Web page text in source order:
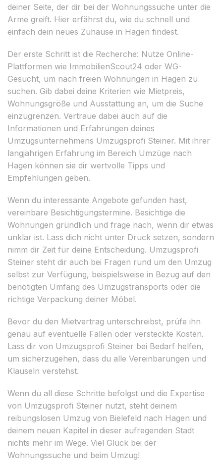
deiner Seite, der dir bei der Wohnungssuche unter die
Arme greift. Hier erfährst du, wie du schnell und
einfach dein neues Zuhause in Hagen findest.
Der erste Schritt ist die Recherche: Nutze Online-
Plattformen wie ImmobilienScout24 oder WG-
Gesucht, um nach freien Wohnungen in Hagen zu
suchen. Gib dabei deine Kriterien wie Mietpreis,
Wohnungsgröße und Ausstattung an, um die Suche
einzugrenzen. Vertraue dabei auch auf die
Informationen und Erfahrungen deines
Umzugsunternehmens Umzugsprofi Steiner. Mit ihrer
langjährigen Erfahrung im Bereich Umzüge nach
Hagen können sie dir wertvolle Tipps und
Empfehlungen geben.
Wenn du interessante Angebote gefunden hast,
vereinbare Besichtigungstermine. Besichtige die
Wohnungen gründlich und frage nach, wenn dir etwas
unklar ist. Lass dich nicht unter Druck setzen, sondern
nimm dir Zeit für deine Entscheidung. Umzugsprofi
Steiner steht dir auch bei Fragen rund um den Umzug
selbst zur Verfügung, beispielsweise in Bezug auf den
benötigten Umfang des Umzugstransports oder die
richtige Verpackung deiner Möbel.
Bevor du den Mietvertrag unterschreibst, prüfe ihn
genau auf eventuelle Fallen oder versteckte Kosten.
Lass dir von Umzugsprofi Steiner bei Bedarf helfen,
um sicherzugehen, dass du alle Vereinbarungen und
Klauseln verstehst.
Wenn du all diese Schritte befolgst und die Expertise
von Umzugsprofi Steiner nutzt, steht deinem
reibungslosen Umzug von Bielefeld nach Hagen und
deinem neuen Kapitel in dieser aufregenden Stadt
nichts mehr im Wege. Viel Glück bei der
Wohnungssuche und beim Umzug!